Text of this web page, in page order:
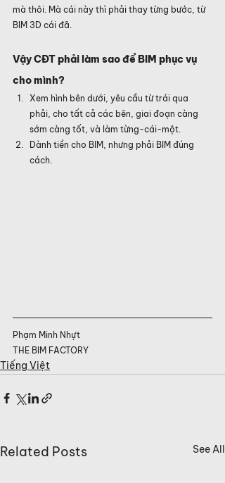
mà thôi. Mà cái này thì phải thay từng bước, từ
BIM 3D cái đã.
Vậy CĐT phải làm sao để BIM phục vụ
cho mình?
Xem hình bên dưới, yêu cầu từ trái qua
phải, cho tất cả các bên, giai đoạn càng
sớm càng tốt, và làm từng-cái-một.
Dành tiền cho BIM, nhưng phải BIM đúng
cách.
Phạm Minh Nhựt
THE BIM FACTORY
Tiếng Việt
Related Posts See All